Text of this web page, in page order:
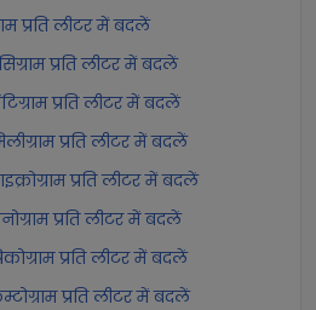
प्रति लीटर में बदलें
प्रति लीटर में बदलें
प्रति लीटर में बदलें
प्रति लीटर में बदलें
प्रति लीटर में बदलें
प्रति लीटर में बदलें
प्रति लीटर में बदलें
प्रति लीटर में बदलें